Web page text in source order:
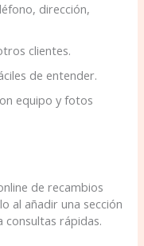
dirección,
clientes.
de entender.
equipo y fotos
de recambios
al añadir una sección
consultas rápidas.